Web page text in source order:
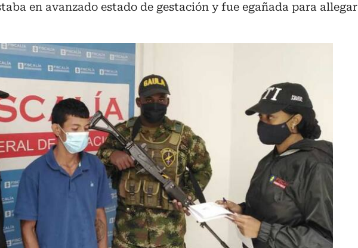
en avanzado estado de gestación y fue egañada para